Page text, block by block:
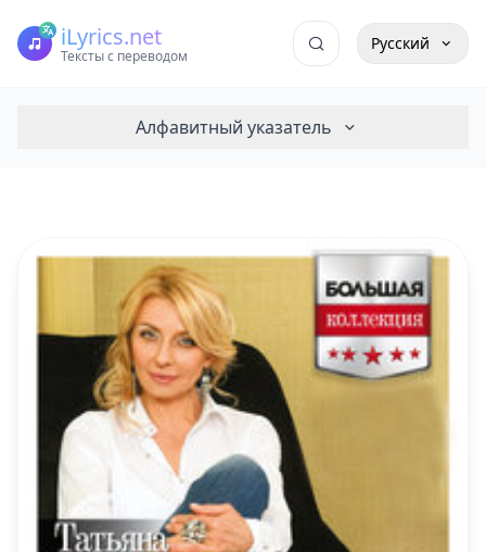
iLyrics.net
Тексты с переводом
Русский
Алфавитный указатель